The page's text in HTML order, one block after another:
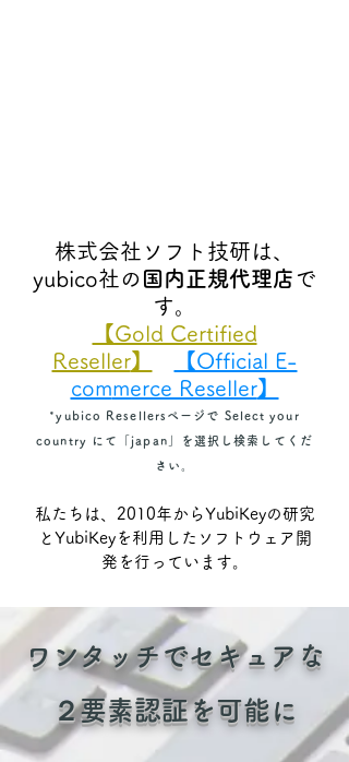
株式会社ソフト技研は、
yubico社の 国内正規代理店 で
す。
【Gold Certified
Reseller】
【Official E-
commerce Reseller】
*yubico Resellersページで Select your
country にて「japan」を選択し検索してくだ
さい。
私たちは、2010年からYubiKeyの研究
とYubiKeyを利用したソフトウェア 開
発を行っています。
ワンタッチでセキュアな
２要素認証を可能に